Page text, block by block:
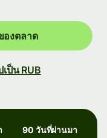
องตลาด
ป็น RUB
90 วันที่ผ่านมา